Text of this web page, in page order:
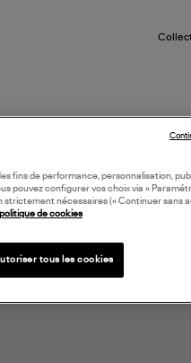
fins de performance, personnalisation,
pouvez configurer vos choix via «
strictement nécessaires (« Continuer sans
de cookies
tous les cookies